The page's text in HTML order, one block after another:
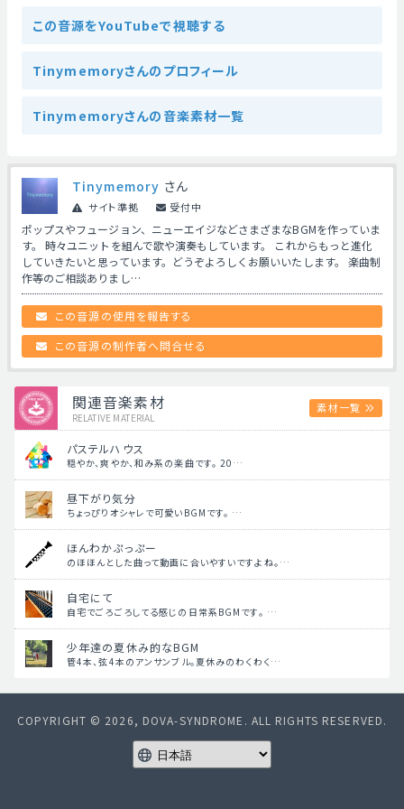
この音源をYouTubeで視聴する
Tinymemoryさんのプロフィール
Tinymemoryさんの音楽素材一覧
Tinymemory さん
サイト準拠 受付中
ポップスやフュージョン、ニューエイジなどさまざまなBGMを作っていま
す。 時々ユニットを組んで歌や演奏もしています。 これからもっと進化
していきたいと思っています。どうぞよろしくお願いいたします。 楽曲制
作等のご相談ありまし…
この音源の使用を報告する
この音源の制作者へ問合せる
関連音楽素材
RELATIVE MATERIAL
素材一覧
パステルハウス
穏やか、爽やか、和み系の楽曲です。 20…
昼下がり気分
ちょっぴりオシャレで可愛いBGMです。 …
ほんわかぷっぷー
のほほんとした曲って動画に合いやすいですよね。…
自宅にて
自宅でごろごろしてる感じの日常系BGMです。 …
少年達の夏休み的なBGM
管4本、弦4本のアンサンブル。夏休みのわくわく…
COPYRIGHT © 2026, DOVA-SYNDROME. ALL RIGHTS RESERVED.